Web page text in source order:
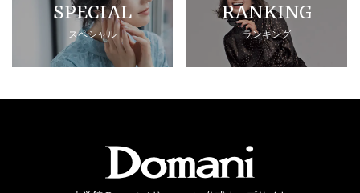
SPECIAL
スペシャル
RANKING
ランキング